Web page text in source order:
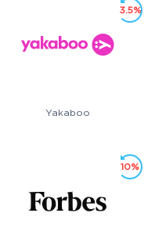
Yakaboo
3.5%
10%